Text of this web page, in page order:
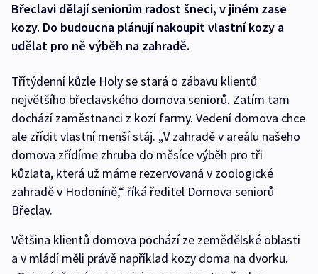
Břeclavi dělají seniorům radost šneci, v jiném zase
kozy. Do budoucna plánují nakoupit vlastní kozy a
udělat pro ně výběh na zahradě.
Třítýdenní kůzle Holy se stará o zábavu klientů
největšího břeclavského domova seniorů. Zatím tam
dochází zaměstnanci z kozí farmy. Vedení domova chce
ale zřídit vlastní menší stáj. „V zahradě v areálu našeho
domova zřídíme zhruba do měsíce výběh pro tři
kůzlata, která už máme rezervovaná v zoologické
zahradě v Hodoníně,“ říká ředitel Domova seniorů
Břeclav.
Většina klientů domova pochází ze zemědělské oblasti
a v mládí měli právě například kozy doma na dvorku.